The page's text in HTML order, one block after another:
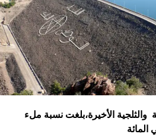
الأخيرة،بلغت نسبة ملء